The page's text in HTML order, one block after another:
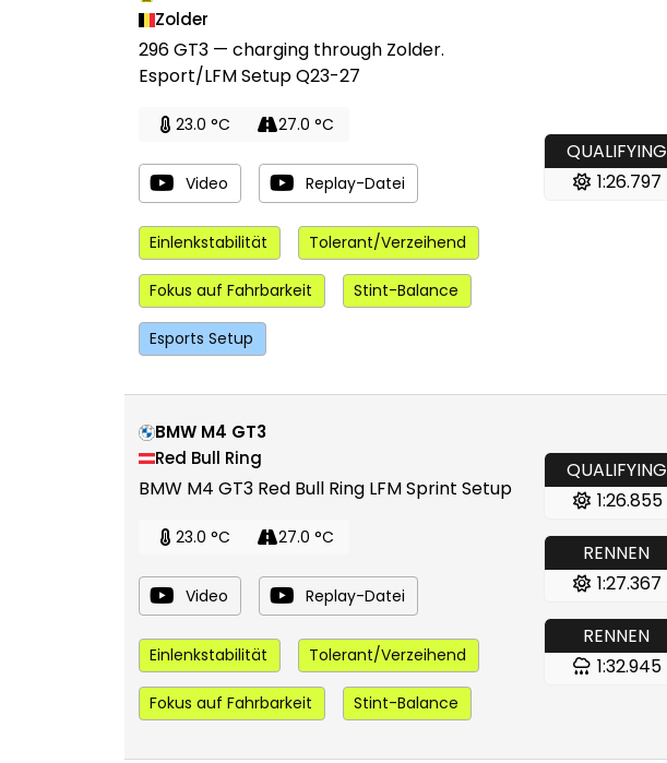
Zolder
296 GT3 — charging through Zolder.
Esport/LFM Setup Q23-27
23.0 °C 27.0 °C
Video Replay-Datei
Einlenkstabilität Tolerant/Verzeihend
Fokus auf Fahrbarkeit Stint-Balance
Esports Setup
QUALIFYING
1:26.797
BMW M4 GT3
Red Bull Ring
BMW M4 GT3 Red Bull Ring LFM Sprint Setup
23.0 °C 27.0 °C
Video Replay-Datei
Einlenkstabilität Tolerant/Verzeihend
Fokus auf Fahrbarkeit Stint-Balance
QUALIFYING
1:26.855
RENNEN
1:27.367
RENNEN
1:32.945